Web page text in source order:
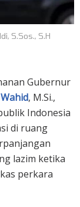
S.Sos., S.H
Gubernur
, M.Si.,
Indonesia
di ruang
lazim ketika
perkara